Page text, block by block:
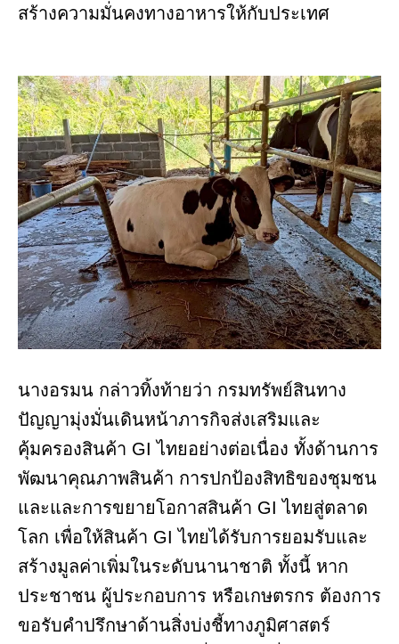
สร้างความมั่นคงทางอาหารให้กับประเทศ
นางอรมน กล่าวทิ้งท้ายว่า กรมทรัพย์สินทาง
ปัญญามุ่งมั่นเดินหน้าภารกิจส่งเสริมและ
คุ้มครองสินค้า GI ไทยอย่างต่อเนื่อง ทั้งด้านการ
พัฒนาคุณภาพสินค้า การปกป้องสิทธิของชุมชน
และและการขยายโอกาสสินค้า GI ไทยสู่ตลาด
โลก เพื่อให้สินค้า GI ไทยได้รับการยอมรับและ
สร้างมูลค่าเพิ่มในระดับนานาชาติ ทั้งนี้ หาก
ประชาชน ผู้ประกอบการ หรือเกษตรกร ต้องการ
ขอรับคำปรึกษาด้านสิ่งบ่งชี้ทางภูมิศาสตร์